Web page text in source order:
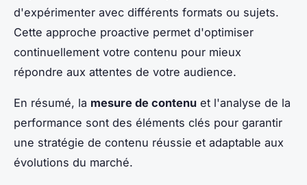
d'expérimenter avec différents formats ou sujets.
Cette approche proactive permet d'optimiser
continuellement votre contenu pour mieux
répondre aux attentes de votre audience.
En résumé, la mesure de contenu et l'analyse de la
performance sont des éléments clés pour garantir
une stratégie de contenu réussie et adaptable aux
évolutions du marché.